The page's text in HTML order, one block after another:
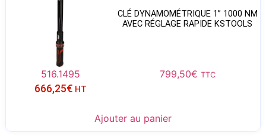
CLÉ DYNAMOMÉTRIQUE 1” 1000 NM
AVEC RÉGLAGE RAPIDE KSTOOLS
516.1495 799,50€ TTC
666,25€ HT
Ajouter au panier